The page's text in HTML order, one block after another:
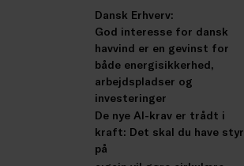
Dansk Erhverv:
God interesse for dansk
havvind er en gevinst for
både energisikkerhed,
arbejdspladser og
investeringer
De nye AI-krav er trådt i
kraft: Det skal du have styr
på